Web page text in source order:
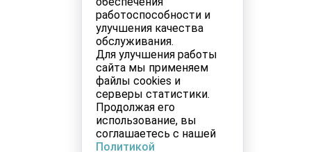
работоспособности и
улучшения качества
обслуживания.
Для улучшения работы
сайта мы применяем
файлы cookies и
серверы статистики.
Продолжая его
использование, вы
соглашаетесь с нашей
Политикой